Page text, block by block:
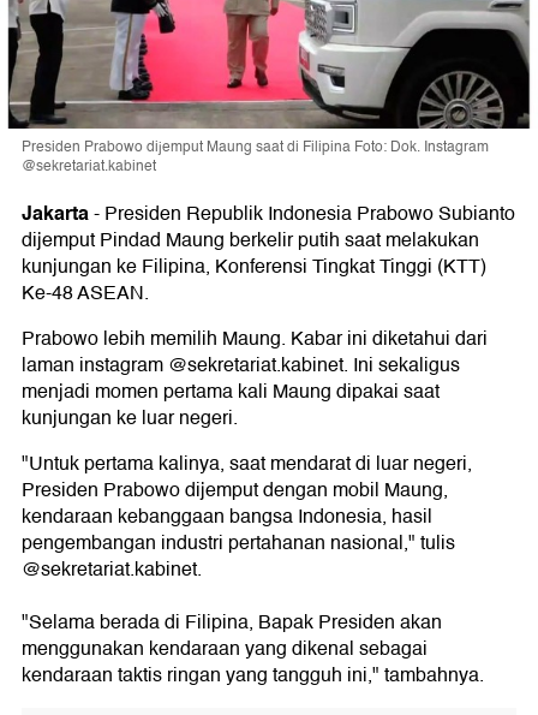
Presiden Prabowo dijemput Maung saat di Filipina Foto: Dok. Instagram
@sekretariat.kabinet
Jakarta-Presiden Republik Indonesia Prabowo Subianto
dijemput Pindad Maung berkelir putih saat melakukan
kunjungan ke Filipina, Konferensi Tingkat Tinggi (KTT)
Ke-48 ASEAN.
Prabowo lebih memilih Maung. Kabar ini diketahui dari
laman instagram @sekretariat.kabinet. Ini sekaligus
menjadi momen pertama kali Maung dipakai saat
kunjungan ke luar negeri.
"Untuk pertama kalinya, saat mendarat di luar negeri,
Presiden Prabowo dijemput dengan mobil Maung,
kendaraan kebanggaan bangsa Indonesia, hasil
pengembangan industri pertahanan nasional," tulis
@sekretariat.kabinet.
"Selama berada di Filipina, Bapak Presiden akan
menggunakan kendaraan yang dikenal sebagai
kendaraan taktis ringan yang tangguh ini," tambahnya.